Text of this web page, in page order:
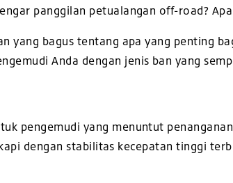
panggilan petualangan off-road?
yang bagus tentang apa yang penting
Anda dengan jenis ban yang
pengemudi yang menuntut
dengan stabilitas kecepatan tinggi